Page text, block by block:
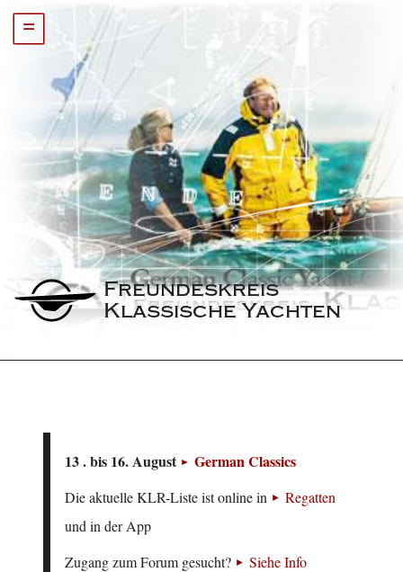
=
Freundeskreis
Klassische Yachten
13 . bis 16. August German Classics
Die aktuelle KLR-Liste ist online in
Regatten
und in der App
Zugang zum Forum gesucht?
Siehe Info